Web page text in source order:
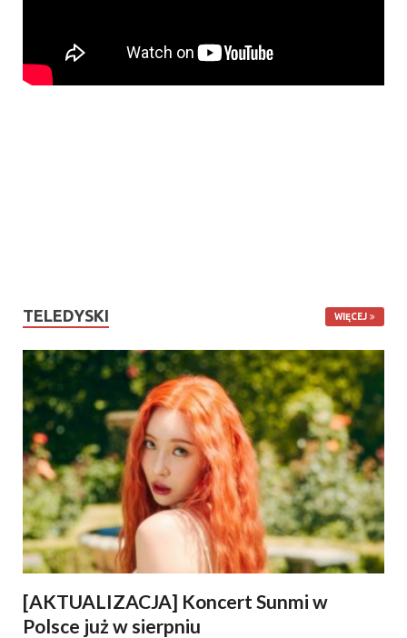
TELEDYSKI WIĘCEJ
[AKTUALIZACJA] Koncert Sunmi w
Polsce już w sierpniu